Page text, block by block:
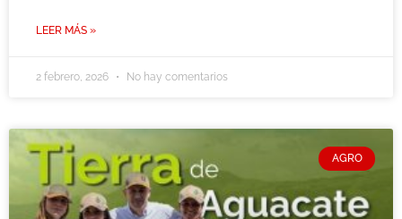
LEER MÁS »
2 febrero, 2026 No hay comentarios
AGRO